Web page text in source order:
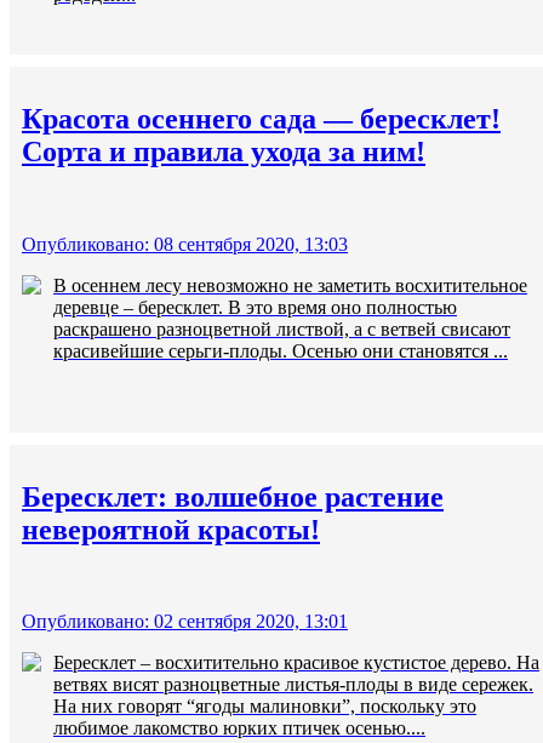
Красота осеннего сада — бересклет!
Сорта и правила ухода за ним!
Опубликовано: 08 сентября 2020, 13:03
В осеннем лесу невозможно не заметить восхитительное
деревце – бересклет. В это время оно полностью
раскрашено разноцветной листвой, а с ветвей свисают
красивейшие серьги-плоды. Осенью они становятся ...
Бересклет: волшебное растение
невероятной красоты!
Опубликовано: 02 сентября 2020, 13:01
Бересклет – восхитительно красивое кустистое дерево. На
ветвях висят разноцветные листья-плоды в виде сережек.
На них говорят “ягоды малиновки”, поскольку это
любимое лакомство юрких птичек осенью....